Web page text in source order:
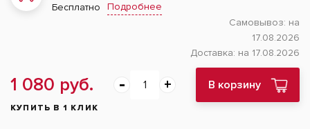
Бесплатно
Подробнее
Самовывоз: на
17.08.2026
Доставка: на 17.08.2026
1 080 руб. В корзину
КУПИТЬ В 1 КЛИК